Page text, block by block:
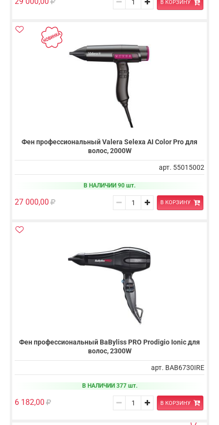
В КОРЗИНУ
Фен профессиональный Valera Selexa AI Color Pro для
волос, 2000W
арт. 55015002
В НАЛИЧИИ 90 шт.
27 000,00 В КОРЗИНУ
Фен профессиональный BaByliss PRO Prodigio Ionic для
волос, 2300W
арт. BAB6730IRE
В НАЛИЧИИ 377 шт.
6 182,00 В КОРЗИНУ